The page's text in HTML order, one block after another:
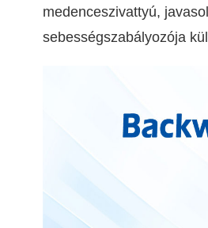
medenceszivattyú,
sebességszabályozója